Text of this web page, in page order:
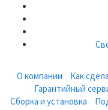
О компании
Как
Гарантийный
Сборка и установка